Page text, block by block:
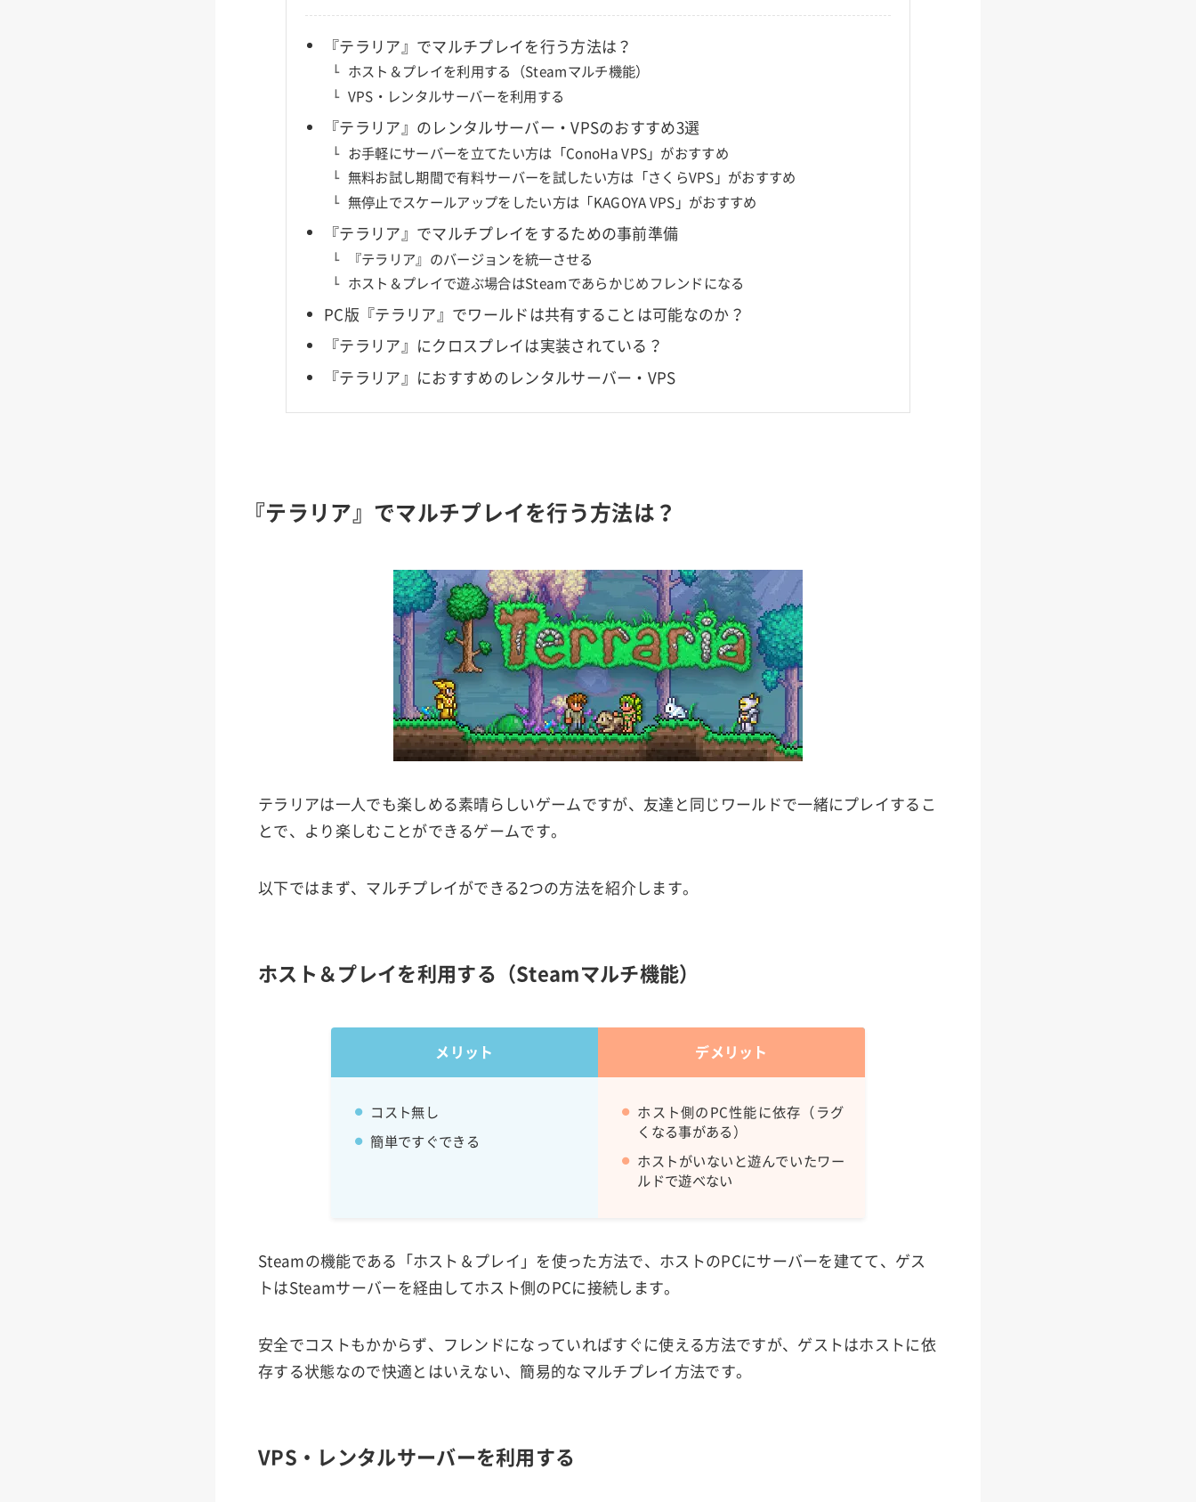
『テラリア』でマルチプレイを行う方法は？
ホスト＆プレイを利用する（Steamマルチ機能）
VPS・レンタルサーバーを利用する
『テラリア』のレンタルサーバー・VPSのおすすめ3選
お手軽にサーバーを立てたい方は「ConoHa VPS」がおすすめ
無料お試し期間で有料サーバーを試したい方は「さくらVPS」がおすすめ
無停止でスケールアップをしたい方は「KAGOYA VPS」がおすすめ
『テラリア』でマルチプレイをするための事前準備
『テラリア』のバージョンを統一させる
ホスト＆プレイで遊ぶ場合はSteamであらかじめフレンドになる
PC版『テラリア』でワールドは共有することは可能なのか？
『テラリア』にクロスプレイは実装されている？
『テラリア』におすすめのレンタルサーバー・VPS
『テラリア』でマルチプレイを行う方法は？
テラリアは一人でも楽しめる素晴らしいゲームですが、友達と同じワールドで一緒にプレイするこ
とで、より楽しむことができるゲームです。
以下ではまず、マルチプレイができる2つの方法を紹介します。
ホスト＆プレイを利用する（Steamマルチ機能）
メリット デメリット
コスト無し
簡単ですぐできる
ホスト側のPC性能に依存（ラグ
くなる事がある）
ホストがいないと遊んでいたワー
ルドで遊べない
Steamの機能である「ホスト＆プレイ」を使った方法で、ホストのPCにサーバーを建てて、ゲス
トはSteamサーバーを経由してホスト側のPCに接続します。
安全でコストもかからず、フレンドになっていればすぐに使える方法ですが、ゲストはホストに依
存する状態なので快適とはいえない、簡易的なマルチプレイ方法です。
VPS・レンタルサーバーを利用する